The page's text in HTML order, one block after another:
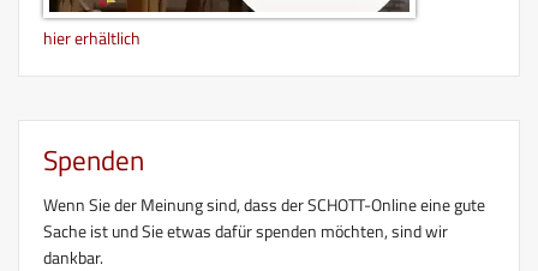
hier erhältlich
Spenden
Wenn Sie der Meinung sind, dass der SCHOTT-Online eine gute
Sache ist und Sie etwas dafür spenden möchten, sind wir
dankbar.